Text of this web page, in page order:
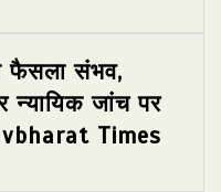
फैसला संभव,
न्यायिक जांच पर
Times